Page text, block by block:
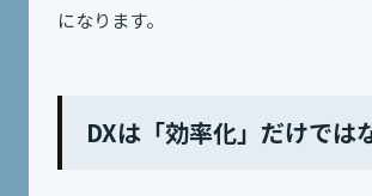
になります。
DXは「効率化」だけでは